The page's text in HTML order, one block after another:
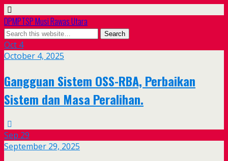
DPMPTSP Musi Rawas Utara
Oct 4
October 4, 2025
Gangguan Sistem OSS-RBA, Perbaikan
Sistem dan Masa Peralihan.
Sep 29
September 29, 2025